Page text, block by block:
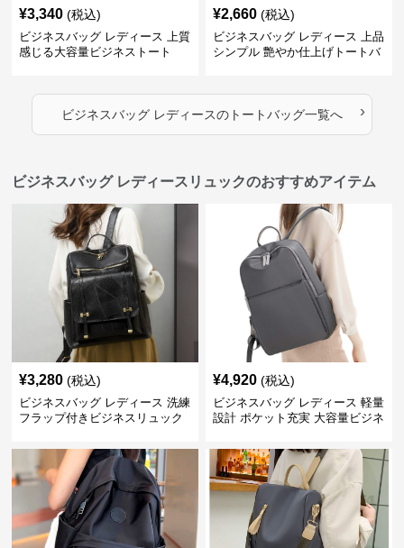
¥3,340 (税込)
ビジネスバッグ レディース 上質
感じる大容量ビジネストート
¥2,660 (税込)
ビジネスバッグ レディース 上品
シンプル 艶やか仕上げトートバ
ビジネスバッグ レディースのトートバッグ一覧へ ›
ビジネスバッグ レディースリュックのおすすめアイテム
¥3,280 (税込)
ビジネスバッグ レディース 洗練
フラップ付きビジネスリュック
¥4,920 (税込)
ビジネスバッグ レディース 軽量
設計 ポケット充実 大容量ビジネ